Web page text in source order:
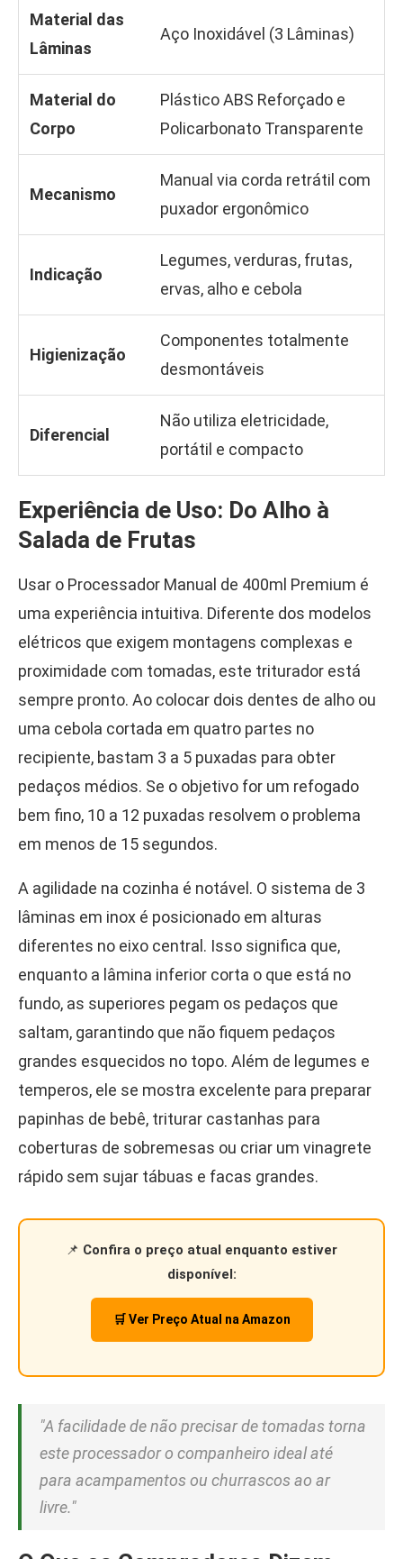
Material das
Lâminas
Aço Inoxidável (3 Lâminas)
Material do
Corpo
Plástico ABS Reforçado e
Policarbonato Transparente
Mecanismo
Manual via corda retrátil com
puxador ergonômico
Indicação
Legumes, verduras, frutas,
ervas, alho e cebola
Higienização
Componentes totalmente
desmontáveis
Diferencial
Não utiliza eletricidade,
portátil e compacto
Experiência de Uso: Do Alho à
Salada de Frutas
Usar o Processador Manual de 400ml Premium é
uma experiência intuitiva. Diferente dos modelos
elétricos que exigem montagens complexas e
proximidade com tomadas, este triturador está
sempre pronto. Ao colocar dois dentes de alho ou
uma cebola cortada em quatro partes no
recipiente, bastam 3 a 5 puxadas para obter
pedaços médios. Se o objetivo for um refogado
bem fino, 10 a 12 puxadas resolvem o problema
em menos de 15 segundos.
A agilidade na cozinha é notável. O sistema de 3
lâminas em inox é posicionado em alturas
diferentes no eixo central. Isso significa que,
enquanto a lâmina inferior corta o que está no
fundo, as superiores pegam os pedaços que
saltam, garantindo que não fiquem pedaços
grandes esquecidos no topo. Além de legumes e
temperos, ele se mostra excelente para preparar
papinhas de bebê, triturar castanhas para
coberturas de sobremesas ou criar um vinagrete
rápido sem sujar tábuas e facas grandes.
📌 Confira o preço atual enquanto estiver
disponível:
🛒 Ver Preço Atual na Amazon
"A facilidade de não precisar de tomadas torna
este processador o companheiro ideal até
para acampamentos ou churrascos ao ar
livre."